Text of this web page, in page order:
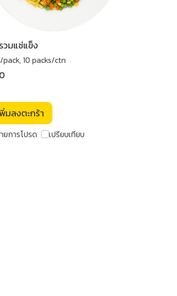
วมแช่แข็ง
pack, 10 packs/ctn
มลงตะกร้า
ยการโปรด เปรียบเทียบ